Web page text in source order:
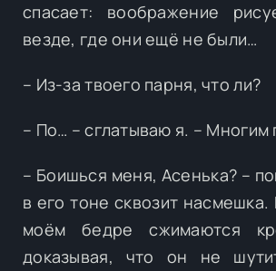
спасает: воображение
везде, где они ещё не были…
– Из-за твоего парня, что ли?
– По… – сглатываю я. – Многим
– Боишься меня, Асенька? –
в его тоне сквозит
моём бедре сжимаются
доказывая, что он не